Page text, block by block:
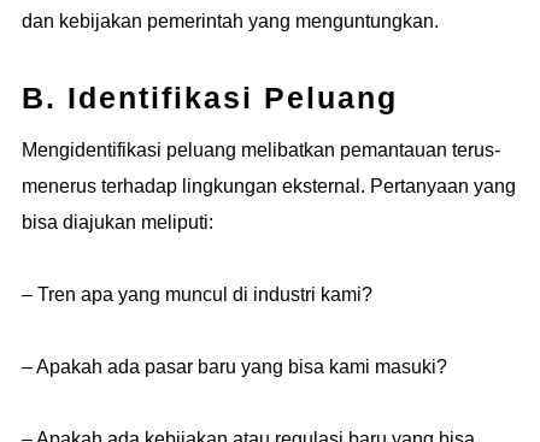
dan kebijakan pemerintah yang menguntungkan.
B. Identifikasi Peluang
Mengidentifikasi peluang melibatkan pemantauan terus-
menerus terhadap lingkungan eksternal. Pertanyaan yang
bisa diajukan meliputi:
– Tren apa yang muncul di industri kami?
– Apakah ada pasar baru yang bisa kami masuki?